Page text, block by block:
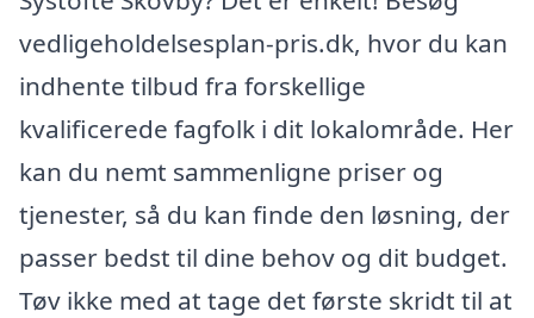
vedligeholdelsesplan-pris.dk, hvor du kan
indhente tilbud fra forskellige
kvalificerede fagfolk i dit lokalområde. Her
kan du nemt sammenligne priser og
tjenester, så du kan finde den løsning, der
passer bedst til dine behov og dit budget.
Tøv ikke med at tage det første skridt til at